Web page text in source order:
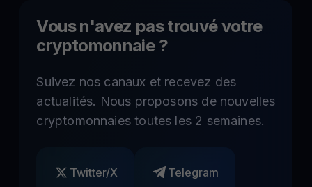
Vous n'avez pas trouvé votre
cryptomonnaie ?
Suivez nos canaux et recevez des
actualités. Nous proposons de nouvelles
cryptomonnaies toutes les 2 semaines.
Twitter/X Telegram